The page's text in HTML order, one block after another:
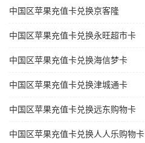
中国区苹果充值卡兑换京客隆
中国区苹果充值卡兑换永旺超市卡
中国区苹果充值卡兑换海信梦卡
中国区苹果充值卡兑换津城通卡
中国区苹果充值卡兑换远东购物卡
中国区苹果充值卡兑换人人乐购物卡